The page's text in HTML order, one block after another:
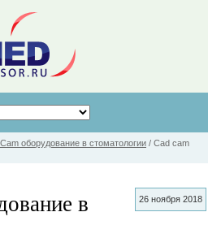
оборудование в стоматологии / Cad cam
26 ноября 2018
в